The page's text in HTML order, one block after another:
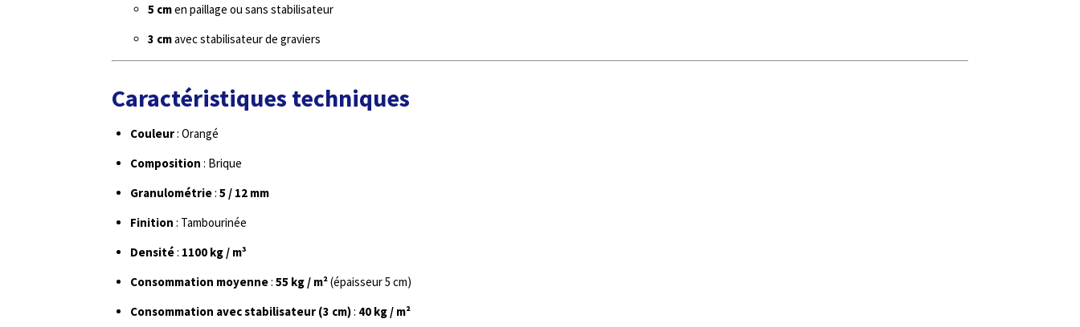
5 cmen paillage ou sans stabilisateur
3 cmavec stabilisateur de graviers
Caractéristiques techniques
Couleur: Orangé
Composition : Brique
Granulométrie: 5 / 12 mm
Finition : Tambourinée
Densité: 1100 kg / m³
Consommation moyenne: 55 kg / m²(épaisseur 5 cm)
Consommation avec stabilisateur (3 cm): 40 kg / m²